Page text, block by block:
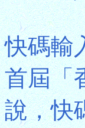
快碼輸
首屆「
說，快